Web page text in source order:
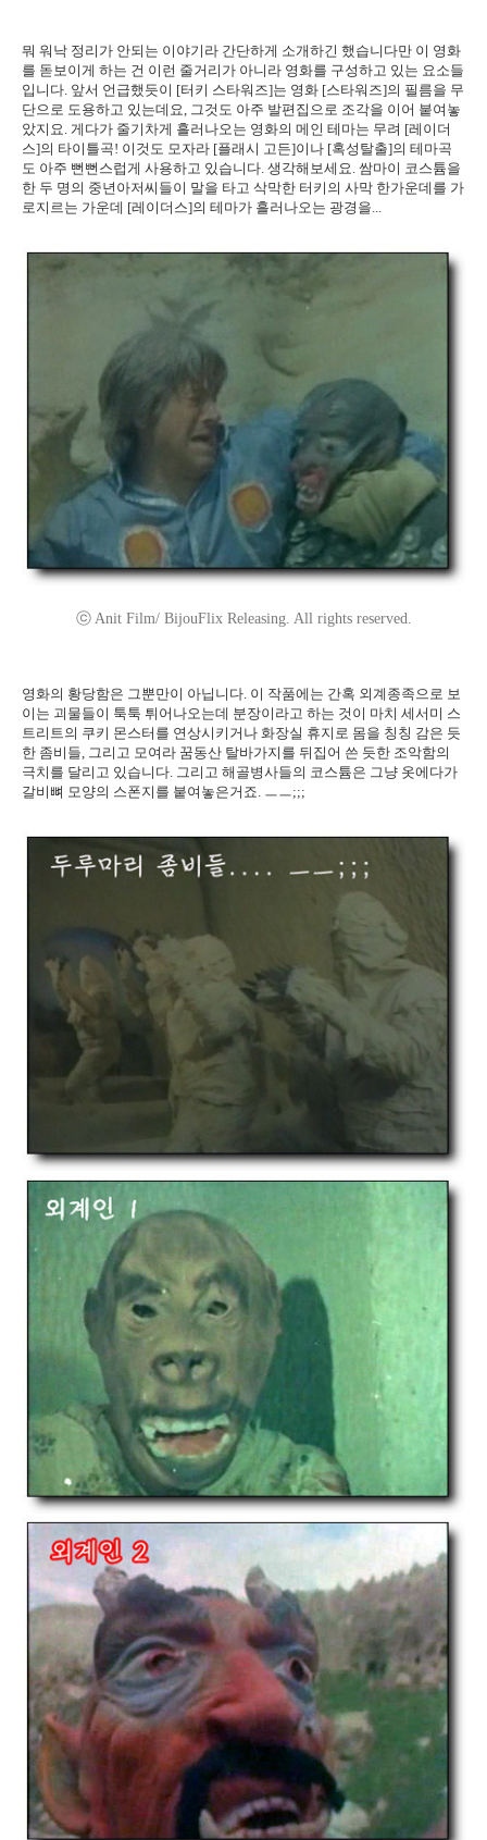
뭐 워낙 정리가 안되는 이야기라 간단하게 소개하긴 했습니다만 이 영화
를 돋보이게 하는 건 이런 줄거리가 아니라 영화를 구성하고 있는 요소들
입니다. 앞서 언급했듯이 [터키 스타워즈]는 영화 [스타워즈]의 필름을 무
단으로 도용하고 있는데요, 그것도 아주 발편집으로 조각을 이어 붙여놓
았지요. 게다가 줄기차게 흘러나오는 영화의 메인 테마는 무려 [레이더
스]의 타이틀곡! 이것도 모자라 [플래시 고든]이나 [혹성탈출]의 테마곡
도 아주 뻔뻔스럽게 사용하고 있습니다. 생각해보세요. 쌈마이 코스튬을
한 두 명의 중년아저씨들이 말을 타고 삭막한 터키의 사막 한가운데를 가
로지르는 가운데 [레이더스]의 테마가 흘러나오는 광경을...
ⓒ Anit Film/ BijouFlix Releasing. All rights reserved.
영화의 황당함은 그뿐만이 아닙니다. 이 작품에는 간혹 외계종족으로 보
이는 괴물들이 툭툭 튀어나오는데 분장이라고 하는 것이 마치 세서미 스
트리트의 쿠키 몬스터를 연상시키거나 화장실 휴지로 몸을 칭칭 감은 듯
한 좀비들, 그리고 모여라 꿈동산 탈바가지를 뒤집어 쓴 듯한 조악함의
극치를 달리고 있습니다. 그리고 해골병사들의 코스튬은 그냥 옷에다가
갈비뼈 모양의 스폰지를 붙여놓은거죠. ㅡㅡ;;;